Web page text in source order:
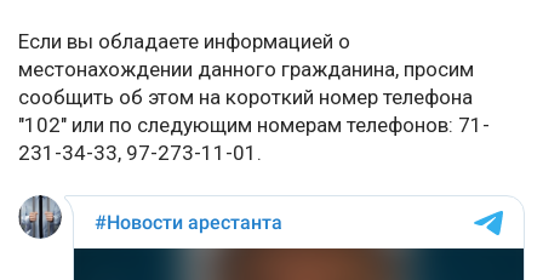
Если вы обладаете информацией о
местонахождении данного гражданина, просим
сообщить об этом на короткий номер телефона
"102" или по следующим номерам телефонов: 71-
231-34-33, 97-273-11-01.